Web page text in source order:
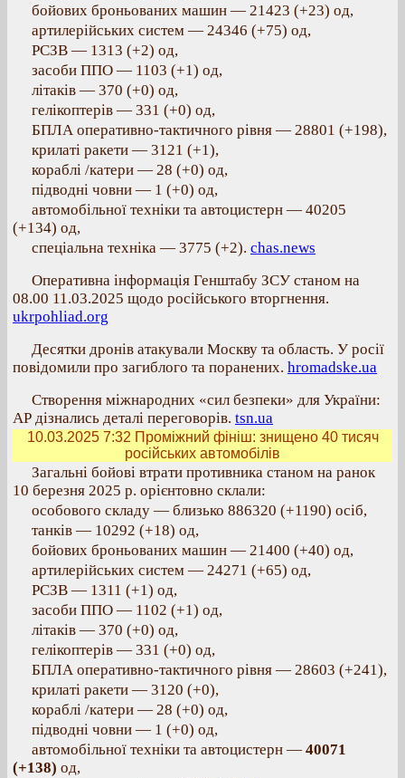
бойових броньованих машин — 21423 (+23) од,
артилерійських систем — 24346 (+75) од,
РСЗВ — 1313 (+2) од,
засоби ППО — 1103 (+1) од,
літаків — 370 (+0) од,
гелікоптерів — 331 (+0) од,
БПЛА оперативно-тактичного рівня — 28801 (+198),
крилаті ракети — 3121 (+1),
кораблі /катери — 28 (+0) од,
підводні човни — 1 (+0) од,
автомобільної техніки та автоцистерн — 40205
(+134) од,
спеціальна техніка — 3775 (+2). chas.news
Оперативна інформація Генштабу ЗСУ станом на
08.00 11.03.2025 щодо російського вторгнення.
ukrpohliad.org
Десятки дронів атакували Москву та область. У росії
повідомили про загиблого та поранених. hromadske.ua
Створення міжнародних «сил безпеки» для України:
АР дізнались деталі переговорів. tsn.ua
10.03.2025 7:32 Проміжний фініш: знищено 40 тисяч
російських автомобілів
Загальні бойові втрати противника станом на ранок
10 березня 2025 р. орієнтовно склали:
особового складу — близько 886320 (+1190) осіб,
танків — 10292 (+18) од,
бойових броньованих машин — 21400 (+40) од,
артилерійських систем — 24271 (+65) од,
РСЗВ — 1311 (+1) од,
засоби ППО — 1102 (+1) од,
літаків — 370 (+0) од,
гелікоптерів — 331 (+0) од,
БПЛА оперативно-тактичного рівня — 28603 (+241),
крилаті ракети — 3120 (+0),
кораблі /катери — 28 (+0) од,
підводні човни — 1 (+0) од,
автомобільної техніки та автоцистерн — 40071
(+138) од,